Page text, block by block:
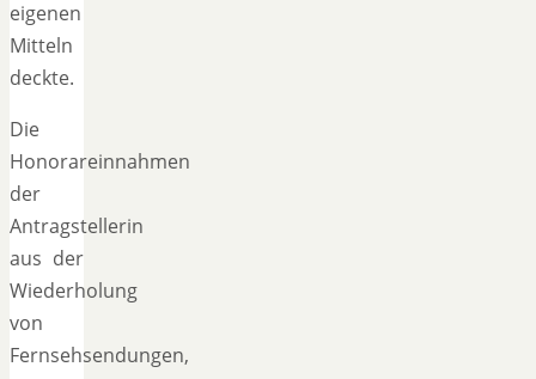
eigenen
Mitteln
deckte.
Die
Honorareinnahmen
der
Antragstellerin
aus der
Wiederholung
von
Fernsehsendungen,